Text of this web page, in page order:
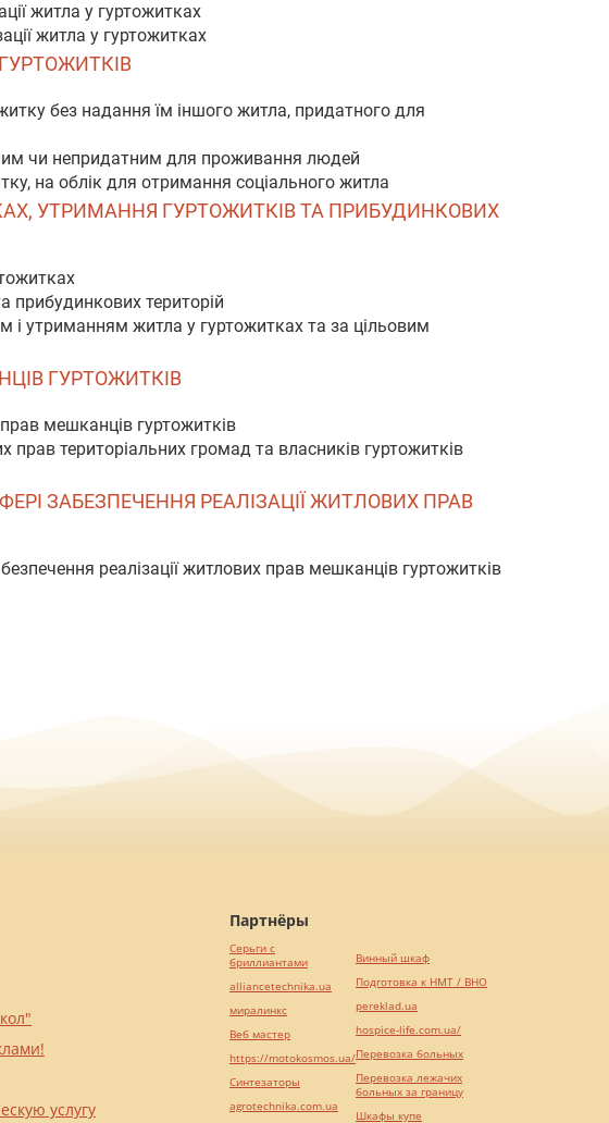
житла у гуртожитках
житла у гуртожитках
без надання їм іншого житла, придатного для
чи непридатним для проживання людей
на облік для отримання соціального житла
УТРИМАННЯ ГУРТОЖИТКІВ ТА ПРИБУДИНКОВИХ
прибудинкових територій
і утриманням житла у гуртожитках та за цільовим
ГУРТОЖИТКІВ
мешканців гуртожитків
територіальних громад та власників гуртожитків
ЗАБЕЗПЕЧЕННЯ РЕАЛІЗАЦІЇ ЖИТЛОВИХ ПРАВ
реалізації житлових прав мешканців гуртожитків
услугу
Партнёры
Серьги с
бриллиантами
alliancetechnika.ua
миралинкс
Веб мастер
https://motokosmos.ua/
Синтезаторы
agrotechnika.com.ua
Винный шкаф
Подготовка к НМТ / ВНО
pereklad.ua
hospice-life.com.ua/
Перевозка больных
Перевозка лежачих
больных за границу
Шкафы купе